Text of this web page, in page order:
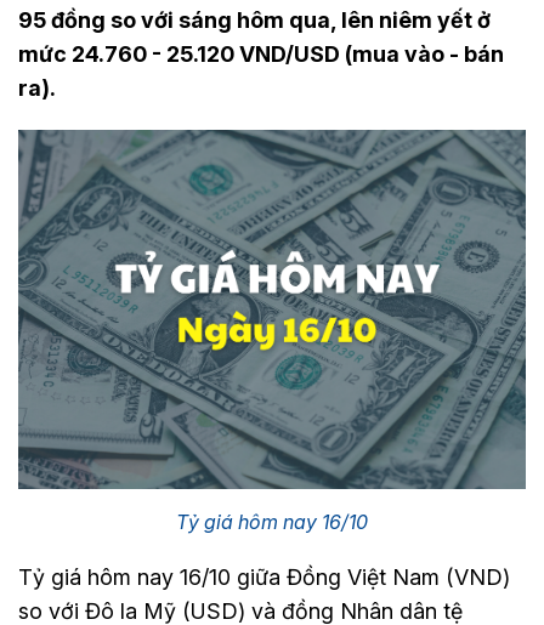
95 đồng so với sáng hôm qua, lên niêm yết ở
mức 24.760 - 25.120 VND/USD (mua vào - bán
ra).
Tỷ giá hôm nay 16/10
Tỷ giá hôm nay 16/10 giữa Đồng Việt Nam (VND)
so với Đô la Mỹ (USD) và đồng Nhân dân tệ